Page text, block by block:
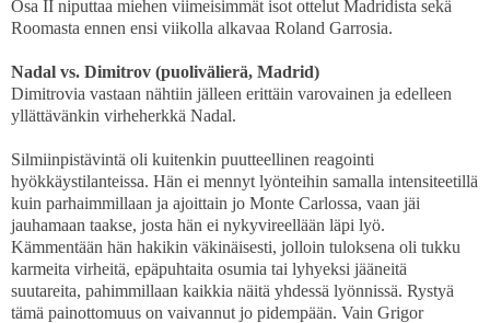
Osa II niputtaa miehen viimeisimmät isot ottelut Madridista sekä
Roomasta ennen ensi viikolla alkavaa Roland Garrosia.
Nadal vs. Dimitrov (puolivälierä, Madrid)
Dimitrovia vastaan nähtiin jälleen erittäin varovainen ja edelleen
yllättävänkin virheherkkä Nadal.
Silmiinpistävintä oli kuitenkin puutteellinen reagointi
hyökkäystilanteissa. Hän ei mennyt lyönteihin samalla intensiteetillä
kuin parhaimmillaan ja ajoittain jo Monte Carlossa, vaan jäi
jauhamaan taakse, josta hän ei nykyvireellään läpi lyö.
Kämmentään hän hakikin väkinäisesti, jolloin tuloksena oli tukku
karmeita virheitä, epäpuhtaita osumia tai lyhyeksi jääneitä
suutareita, pahimmillaan kaikkia näitä yhdessä lyönnissä. Rystyä
tämä painottomuus on vaivannut jo pidempään. Vain Grigor